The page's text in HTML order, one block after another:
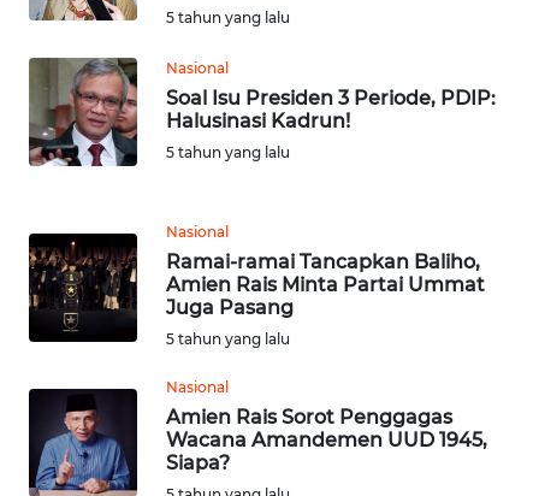
5 tahun yang lalu
Nasional
Soal Isu Presiden 3 Periode, PDIP:
Halusinasi Kadrun!
5 tahun yang lalu
Nasional
Ramai-ramai Tancapkan Baliho,
Amien Rais Minta Partai Ummat
Juga Pasang
5 tahun yang lalu
Nasional
Amien Rais Sorot Penggagas
Wacana Amandemen UUD 1945,
Siapa?
SIMALUNGUN
WN
LABUHANBATU
TAPANULI
TENGAH
WN DELI
SERDANG
WN
TEBING
TINGGI